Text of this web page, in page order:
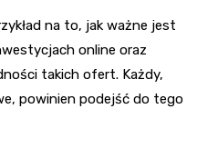
na to, jak ważne jest
online oraz
takich ofert. Każdy,
powinien podejść do tego